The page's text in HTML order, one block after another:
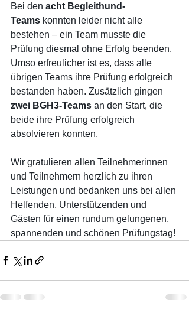
Bei den acht Begleithund-
Teams konnten leider nicht alle
bestehen – ein Team musste die
Prüfung diesmal ohne Erfolg beenden.
Umso erfreulicher ist es, dass alle
übrigen Teams ihre Prüfung erfolgreich
bestanden haben. Zusätzlich gingen
zwei BGH3-Teams an den Start, die
beide ihre Prüfung erfolgreich
absolvieren konnten.
Wir gratulieren allen Teilnehmerinnen
und Teilnehmern herzlich zu ihren
Leistungen und bedanken uns bei allen
Helfenden, Unterstützenden und
Gästen für einen rundum gelungenen,
spannenden und schönen Prüfungstag!